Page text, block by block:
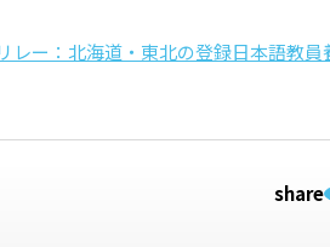
レー：北海道・東北の登録日本語教員
share